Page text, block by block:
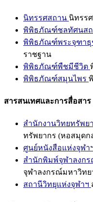
นิทรรศสถาน นิทรร
พิพิธภัณฑ์ชลทัศนส
พิพิธภัณฑ์พระจุฑาธุ
ราชฐาน
พิพิธภัณฑ์พืชมีชีวิต
พิพิธภัณฑ์สมุนไพร
สารสนเทศและการสื่อสาร
สำนักงานวิทยทรัพย
ทรัพยากร (หอสมุดก
ศูนย์หนังสือแห่งจุฬา
สำนักพิมพ์จุฬาลงก
จุฬาลงกรณ์มหาวิทย
สถานีวิทยุแห่งจุฬาฯ